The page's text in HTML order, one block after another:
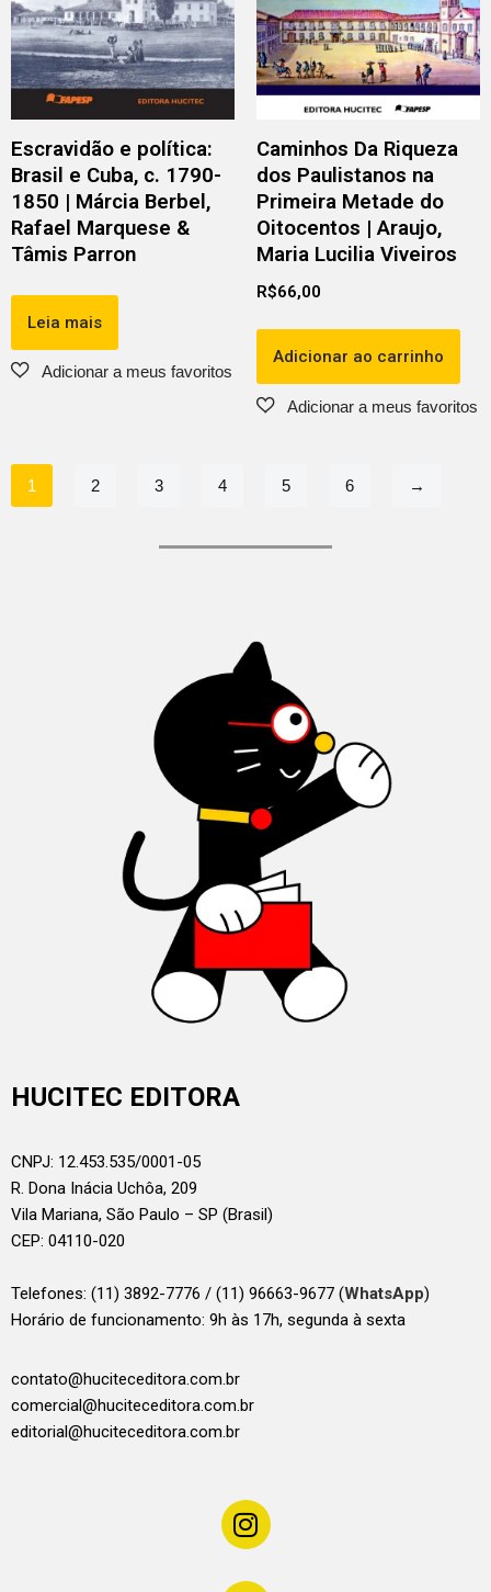
Escravidão e política:
Brasil e Cuba, c. 1790-
1850 | Márcia Berbel,
Rafael Marquese &
Tâmis Parron
Leia mais
Caminhos Da Riqueza
dos Paulistanos na
Primeira Metade do
Oitocentos | Araujo,
Maria Lucilia Viveiros
R$66,00
Adicionar ao carrinho
1 2 3 4 5 6 →
HUCITEC EDITORA
CNPJ: 12.453.535/0001-05
R. Dona Inácia Uchôa, 209
Vila Mariana, São Paulo – SP (Brasil)
CEP: 04110-020
Telefones: (11) 3892-7776 / (11) 96663-9677 (WhatsApp)
Horário de funcionamento: 9h às 17h, segunda à sexta
contato@huciteceditora.com.br
comercial@huciteceditora.com.br
editorial@huciteceditora.com.br